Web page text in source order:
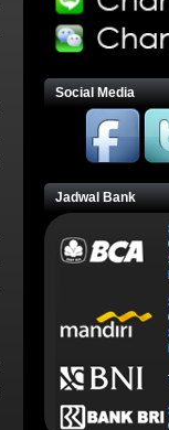
Social Media
Jadwal Bank